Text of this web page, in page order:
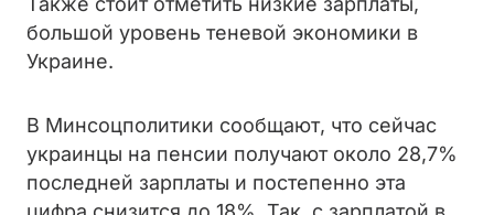
большой уровень теневой экономики в
Украине.
В Минсоцполитики сообщают, что сейчас
украинцы на пенсии получают около 28,7%
последней зарплаты и постепенно эта